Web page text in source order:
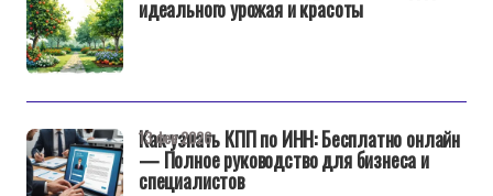
идеального урожая и красоты
Как узнать КПП по ИНН: Бесплатно онлайн
— Полное руководство для бизнеса и
специалистов
13 фев 2026